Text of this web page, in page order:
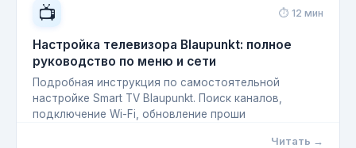
📺 ⏱ 12 мин
Настройка телевизора Blaupunkt: полное
руководство по меню и сети
Подробная инструкция по самостоятельной
настройке Smart TV Blaupunkt. Поиск каналов,
подключение Wi-Fi, обновление проши
Читать →